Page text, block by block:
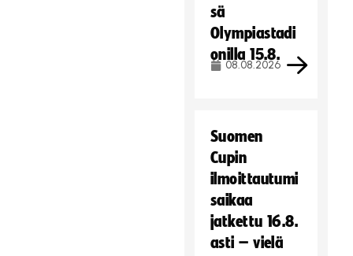
sä
Olympiastadi
onilla 15.8.
08.08.2026
Suomen
Cupin
ilmoittautumi
saikaa
jatkettu 16.8.
asti – vielä